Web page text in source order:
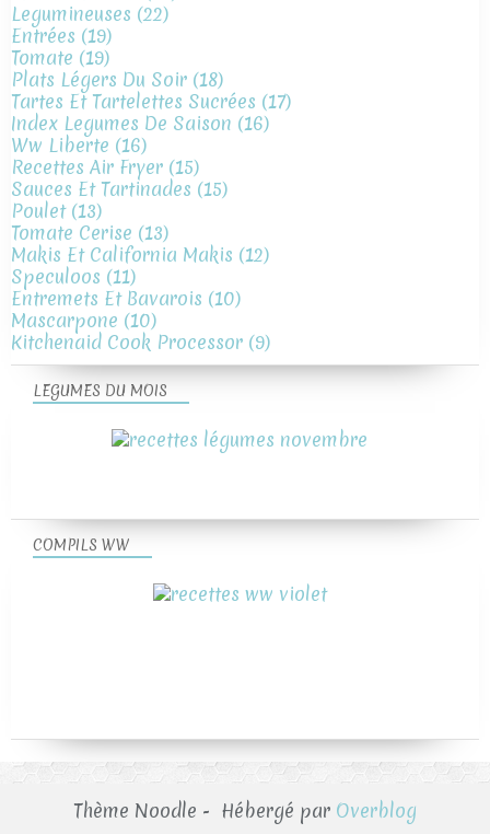
Legumineuses (22)
Entrées (19)
Tomate (19)
Plats Légers Du Soir (18)
Tartes Et Tartelettes Sucrées (17)
Index Legumes De Saison (16)
Ww Liberte (16)
Recettes Air Fryer (15)
Sauces Et Tartinades (15)
Poulet(13)
Tomate Cerise (13)
Makis Et California Makis (12)
Speculoos (11)
Entremets Et Bavarois (10)
Mascarpone (10)
Kitchenaid Cook Processor (9)
LEGUMES DU MOIS
COMPILS WW
Thème Noodle - Hébergé par Overblog